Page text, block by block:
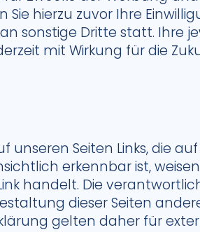
hierzu zuvor Ihre
sonstige Dritte statt. Ihre
mit Wirkung für die
unseren Seiten Links, die
erkennbar ist,
handelt. Die
dieser Seiten
gelten daher für